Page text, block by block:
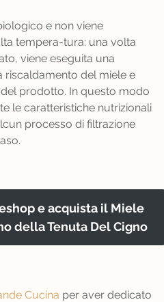
e non viene
tempera-tura: una volta
viene eseguita una
riscaldamento del miele e
prodotto. In questo modo
le caratteristiche nutrizionali
processo di filtrazione
e acquista il Miele
della Tenuta Del Cigno
Cucina per aver dedicato